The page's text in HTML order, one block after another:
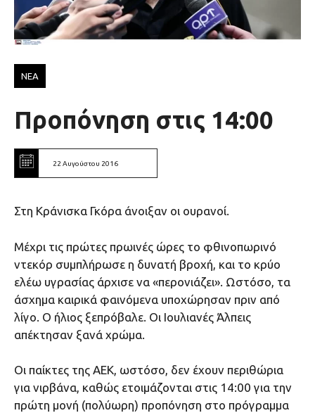
ΝΕΑ
Προπόνηση στις 14:00
22 Αυγούστου 2016
Στη Κράνισκα Γκόρα άνοιξαν οι ουρανοί.
Μέχρι τις πρώτες πρωινές ώρες το φθινοπωρινό
ντεκόρ συμπλήρωσε η δυνατή βροχή, και το κρύο
ελέω υγρασίας άρχισε να «περονιάζει». Ωστόσο, τα
άσχημα καιρικά φαινόμενα υποχώρησαν πριν από
λίγο. Ο ήλιος ξεπρόβαλε. Οι Ιουλιανές Άλπεις
απέκτησαν ξανά χρώμα.
Οι παίκτες της ΑΕΚ, ωστόσο, δεν έχουν περιθώρια
για νιρβάνα, καθώς ετοιμάζονται στις 14:00 για την
πρώτη μονή (πολύωρη) προπόνηση στο πρόγραμμα